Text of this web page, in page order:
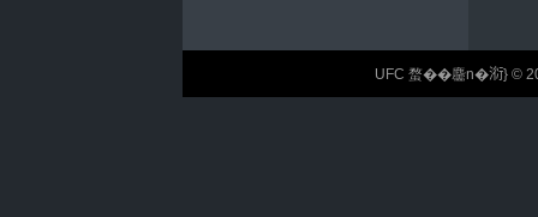
UFC 蝥��麢n�𣶹} ©